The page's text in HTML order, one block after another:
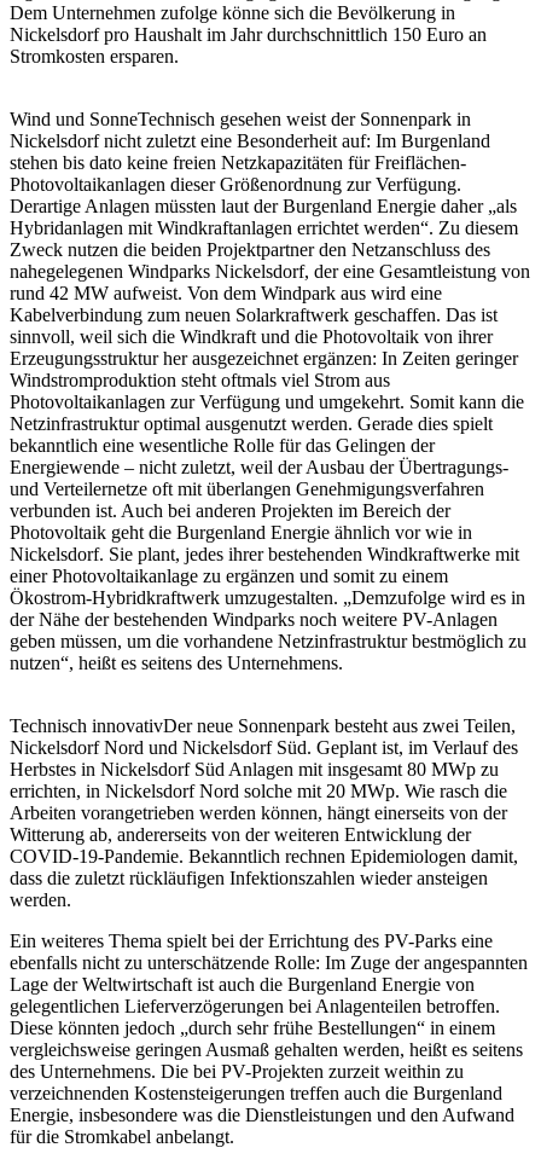
Dem Unternehmen zufolge könne sich die Bevölkerung in
Nickelsdorf pro Haushalt im Jahr durchschnittlich 150 Euro an
Stromkosten ersparen.
Wind und SonneTechnisch gesehen weist der Sonnenpark in
Nickelsdorf nicht zuletzt eine Besonderheit auf: Im Burgenland
stehen bis dato keine freien Netzkapazitäten für Freiflächen-
Photovoltaikanlagen dieser Größenordnung zur Verfügung.
Derartige Anlagen müssten laut der Burgenland Energie daher „als
Hybridanlagen mit Windkraftanlagen errichtet werden“. Zu diesem
Zweck nutzen die beiden Projektpartner den Netzanschluss des
nahegelegenen Windparks Nickelsdorf, der eine Gesamtleistung von
rund 42 MW aufweist. Von dem Windpark aus wird eine
Kabelverbindung zum neuen Solarkraftwerk geschaffen. Das ist
sinnvoll, weil sich die Windkraft und die Photovoltaik von ihrer
Erzeugungsstruktur her ausgezeichnet ergänzen: In Zeiten geringer
Windstromproduktion steht oftmals viel Strom aus
Photovoltaikanlagen zur Verfügung und umgekehrt. Somit kann die
Netzinfrastruktur optimal ausgenutzt werden. Gerade dies spielt
bekanntlich eine wesentliche Rolle für das Gelingen der
Energiewende – nicht zuletzt, weil der Ausbau der Übertragungs-
und Verteilernetze oft mit überlangen Genehmigungsverfahren
verbunden ist. Auch bei anderen Projekten im Bereich der
Photovoltaik geht die Burgenland Energie ähnlich vor wie in
Nickelsdorf. Sie plant, jedes ihrer bestehenden Windkraftwerke mit
einer Photovoltaikanlage zu ergänzen und somit zu einem
Ökostrom-Hybridkraftwerk umzugestalten. „Demzufolge wird es in
der Nähe der bestehenden Windparks noch weitere PV-Anlagen
geben müssen, um die vorhandene Netzinfrastruktur bestmöglich zu
nutzen“, heißt es seitens des Unternehmens.
Technisch innovativDer neue Sonnenpark besteht aus zwei Teilen,
Nickelsdorf Nord und Nickelsdorf Süd. Geplant ist, im Verlauf des
Herbstes in Nickelsdorf Süd Anlagen mit insgesamt 80 MWp zu
errichten, in Nickelsdorf Nord solche mit 20 MWp. Wie rasch die
Arbeiten vorangetrieben werden können, hängt einerseits von der
Witterung ab, andererseits von der weiteren Entwicklung der
COVID-19-Pandemie. Bekanntlich rechnen Epidemiologen damit,
dass die zuletzt rückläufigen Infektionszahlen wieder ansteigen
werden.
Ein weiteres Thema spielt bei der Errichtung des PV-Parks eine
ebenfalls nicht zu unterschätzende Rolle: Im Zuge der angespannten
Lage der Weltwirtschaft ist auch die Burgenland Energie von
gelegentlichen Lieferverzögerungen bei Anlagenteilen betroffen.
Diese könnten jedoch „durch sehr frühe Bestellungen“ in einem
vergleichsweise geringen Ausmaß gehalten werden, heißt es seitens
des Unternehmens. Die bei PV-Projekten zurzeit weithin zu
verzeichnenden Kostensteigerungen treffen auch die Burgenland
Energie, insbesondere was die Dienstleistungen und den Aufwand
für die Stromkabel anbelangt.